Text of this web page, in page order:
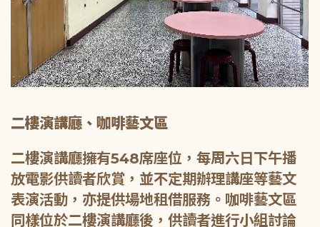
二樓演講廳、咖啡藝文區
二樓演講廳擁有548席座位，每周六日下午播
放電影供讀者欣賞，並不定期辦理講座等藝文
表演活動，亦提供場地租借服務。咖啡藝文區
同樣位於二樓演講廳後，供讀者進行小組討論